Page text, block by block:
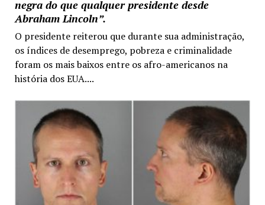
negra do que qualquer presidente desde
Abraham Lincoln”.
O presidente reiterou que durante sua administração,
os índices de desemprego, pobreza e criminalidade
foram os mais baixos entre os afro-americanos na
história dos EUA....